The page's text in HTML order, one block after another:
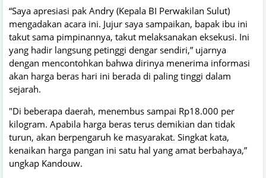
“Saya apresiasi pak Andry (Kepala BI Perwakilan Sulut)
mengadakan acara ini. Jujur saya sampaikan, bapak ibu ini
takut sama pimpinannya, takut melaksanakan eksekusi. Ini
yang hadir langsung petinggi dengar sendiri,” ujarnya
dengan mencontohkan bahwa dirinya menerima informasi
akan harga beras hari ini berada di paling tinggi dalam
sejarah.
"Di beberapa daerah, menembus sampai Rp18.000 per
kilogram. Apabila harga beras terus demikian dan tidak
turun, akan berpengaruh ke masyarakat. Singkat kata,
kenaikan harga pangan ini satu hal yang amat berbahaya,”
ungkap Kandouw.